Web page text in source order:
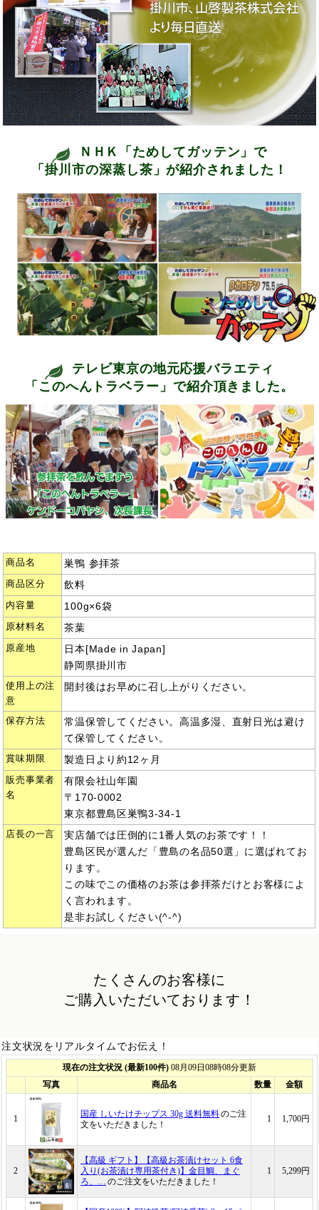
ＮＨＫ「ためしてガッテン」で
「掛川市の深蒸し茶」が紹介されました！
テレビ東京の地元応援バラエティ
「このへんトラベラー」で紹介頂きました。
商品名 巣鴨 参拝茶
商品区分 飲料
内容量 100g×6袋
原材料名 茶葉
原産地
日本[Made in Japan]
静岡県掛川市
使用上の注
意
開封後はお早めに召し上がりください。
保存方法
常温保管してください。高温多湿、直射日光は避け
て保管してください。
賞味期限 製造日より約12ヶ月
販売事業者
名
有限会社山年園
〒170-0002
東京都豊島区巣鴨3-34-1
店長の一言
実店舗では圧倒的に1番人気のお茶です！！
豊島区民が選んだ「豊島の名品50選」に選ばれてお
ります。
この味でこの価格のお茶は参拝茶だけとお客様によ
く言われます。
是非お試しください(^-^)
たくさんのお客様に
ご購入いただいております！
注文状況をリアルタイムでお伝え！